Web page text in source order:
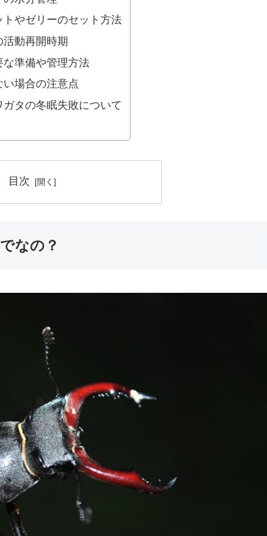
やゼリーのセット方法
動再開時期
準備や管理方法
場合の注意点
タの冬眠失敗について
目次
なの？